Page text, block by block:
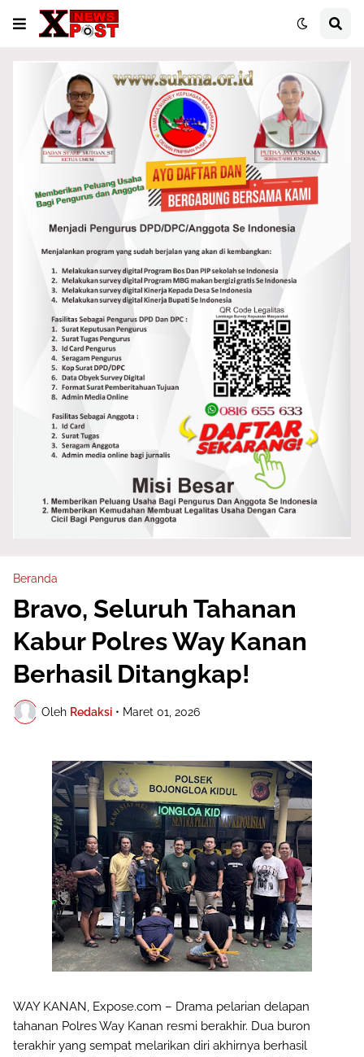
Beranda
Bravo, Seluruh Tahanan
Kabur Polres Way Kanan
Berhasil Ditangkap!
Oleh Redaksi • Maret 01, 2026
WAY KANAN, Expose.com – Drama pelarian delapan
tahanan Polres Way Kanan resmi berakhir. Dua buron
terakhir yang sempat melarikan diri akhirnya berhasil